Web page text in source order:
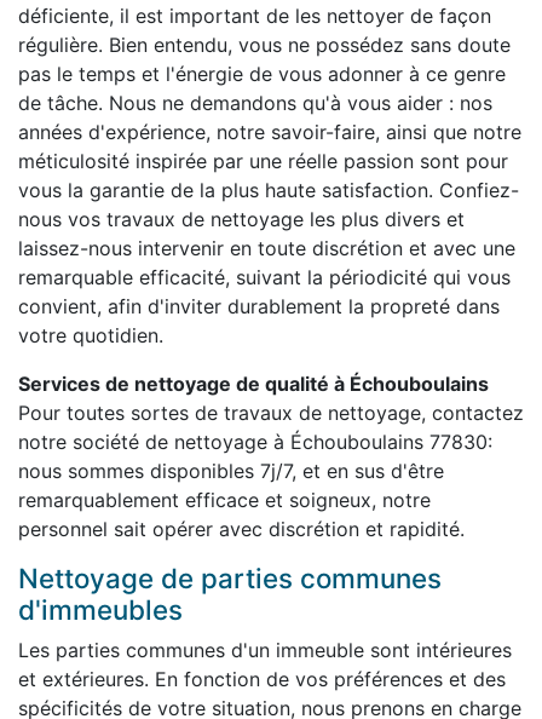
déficiente, il est important de les nettoyer de façon
régulière. Bien entendu, vous ne possédez sans doute
pas le temps et l'énergie de vous adonner à ce genre
de tâche. Nous ne demandons qu'à vous aider : nos
années d'expérience, notre savoir-faire, ainsi que notre
méticulosité inspirée par une réelle passion sont pour
vous la garantie de la plus haute satisfaction. Confiez-
nous vos travaux de nettoyage les plus divers et
laissez-nous intervenir en toute discrétion et avec une
remarquable efficacité, suivant la périodicité qui vous
convient, afin d'inviter durablement la propreté dans
votre quotidien.
Services de nettoyage de qualité à Échouboulains
Pour toutes sortes de travaux de nettoyage, contactez
notre société de nettoyage à Échouboulains 77830:
nous sommes disponibles 7j/7, et en sus d'être
remarquablement efficace et soigneux, notre
personnel sait opérer avec discrétion et rapidité.
Nettoyage de parties communes
d'immeubles
Les parties communes d'un immeuble sont intérieures
et extérieures. En fonction de vos préférences et des
spécificités de votre situation, nous prenons en charge